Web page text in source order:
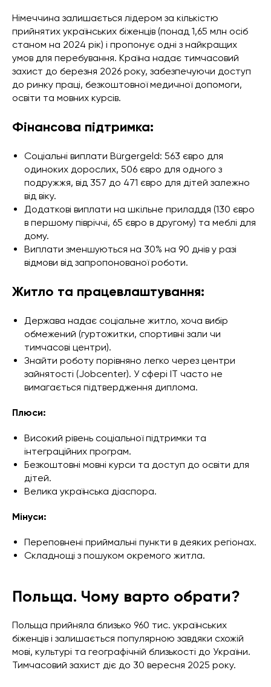
Німеччина залишається лідером за кількістю
прийнятих українських біженців (понад 1,65 млн осіб
станом на 2024 рік) і пропонує одні з найкращих
умов для перебування. Країна надає тимчасовий
захист до березня 2026 року, забезпечуючи доступ
до ринку праці, безкоштовної медичної допомоги,
освіти та мовних курсів.
Фінансова підтримка:
Соціальні виплати Bürgergeld: 563 євро для
одиноких дорослих, 506 євро для одного з
подружжя, від 357 до 471 євро для дітей залежно
від віку.
Додаткові виплати на шкільне приладдя (130 євро
в першому півріччі, 65 євро в другому) та меблі для
дому.
Виплати зменшуються на 30% на 90 днів у разі
відмови від запропонованої роботи.
Житло та працевлаштування:
Держава надає соціальне житло, хоча вибір
обмежений (гуртожитки, спортивні зали чи
тимчасові центри).
Знайти роботу порівняно легко через центри
зайнятості (Jobcenter). У сфері IT часто не
вимагається підтвердження диплома.
Плюси:
Високий рівень соціальної підтримки та
інтеграційних програм.
Безкоштовні мовні курси та доступ до освіти для
дітей.
Велика українська діаспора.
Мінуси:
Переповнені приймальні пункти в деяких регіонах.
Складнощі з пошуком окремого житла.
Польща. Чому варто обрати?
Польща прийняла близько 960 тис. українських
біженців і залишається популярною завдяки схожій
мові, культурі та географічній близькості до України.
Тимчасовий захист діє до 30 вересня 2025 року.